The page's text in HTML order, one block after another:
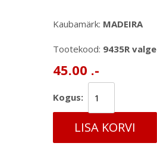
Kaubamärk: MADEIRA
Tootekood: 9435R valge
45.00 .-
Kogus:
LISA KORVI